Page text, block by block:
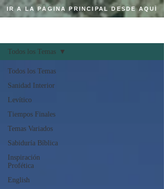
IR A LA PÁGINA PRINCIPAL DESDE AQUÍ
Todos los Temas
Sanidad Interior
Levítico
Tiempos Finales
Temas Variados
Sabiduría Bíblica
Inspiración
Profética
English
Todos los Temas